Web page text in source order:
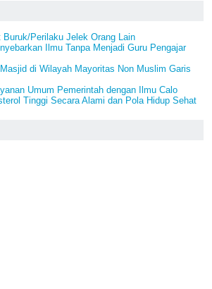
Perilaku Jelek Orang Lain
Ilmu Tanpa Menjadi Guru Pengajar
di Wilayah Mayoritas Non Muslim Garis
Umum Pemerintah dengan Ilmu Calo
Tinggi Secara Alami dan Pola Hidup Sehat